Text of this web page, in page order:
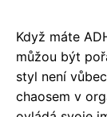
Když máte
můžou být
styl není
chaosem v